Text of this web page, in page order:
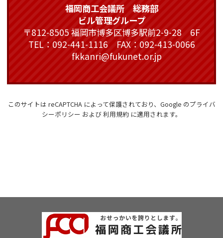
福岡商工会議所 総務部
ビル管理グループ
〒812-8505 福岡市博多区博多駅前2-9-28 6F
TEL：092-441-1116 FAX：092-413-0066
fkkanri@fukunet.or.jp
このサイトは reCAPTCHA によって保護されており、Google のプライバ
シーポリシー および利用規約に適用されます。